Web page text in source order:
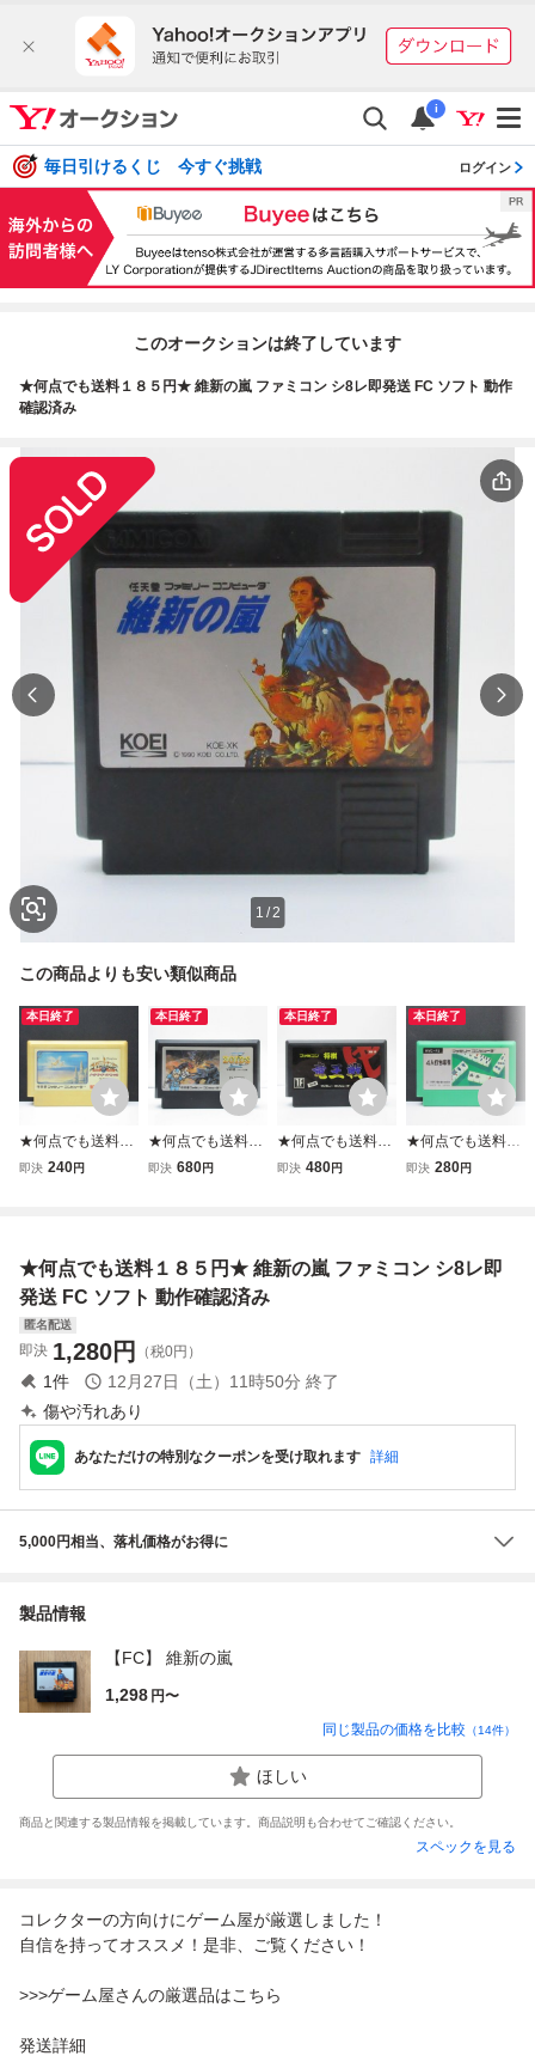
i
毎日引けるくじ 今すぐ挑戦 ログイン
このオークションは終了しています
★何点でも送料１８５円★ 維新の嵐 ファミコン シ8レ即発送 FC ソフト 動作
確認済み
1 /2
この商品よりも安い類似商品
本日終了
★何点でも送料１
８５円★ ハイドラ
即決 240円
本日終了
★何点でも送料１
８５円★ ゾイド2
み
即決 680円
本日終了
★何点でも送料１
８５円★ ファミコ
即決 480円
本日終了
★何点でも送料１
８５円★ 4人打ち
即決 280円
★何点でも送料１８５円★ 維新の嵐 ファミコン シ8レ即
発送 FC ソフト 動作確認済み
匿名配送
即決 1,280円 （税0円）
1件 12月27日（土）11時50分 終了
傷や汚れあり
あなただけの特別なクーポンを受け取れます 詳細
5,000円相当、落札価格がお得に
製品情報
【FC】 維新の嵐
1,298 円〜
同じ製品の価格を比較 （14件）
ほしい
商品と関連する製品情報を掲載しています。商品説明も合わせてご確認ください。
スペックを見る
コレクターの方向けにゲーム屋が厳選しました！
自信を持ってオススメ！是非、ご覧ください！
>>>ゲーム屋さんの厳選品はこちら
発送詳細